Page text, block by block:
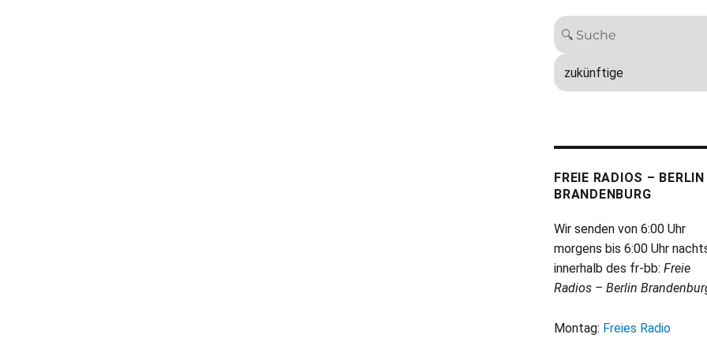
FREIE RADIOS – BERLIN
BRANDENBURG
Wir senden von 6:00 Uhr
morgens bis 6:00 Uhr
innerhalb des fr-bb: Freie
Radios – Berlin
Montag: Freies Radio